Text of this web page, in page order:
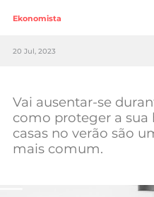
Lifestyle
Sociedade
Negócios
Mundial
Ekonomista
20 Jul, 2023
Vai ausentar-se
como proteger a sua
casas no verão são
mais comum.